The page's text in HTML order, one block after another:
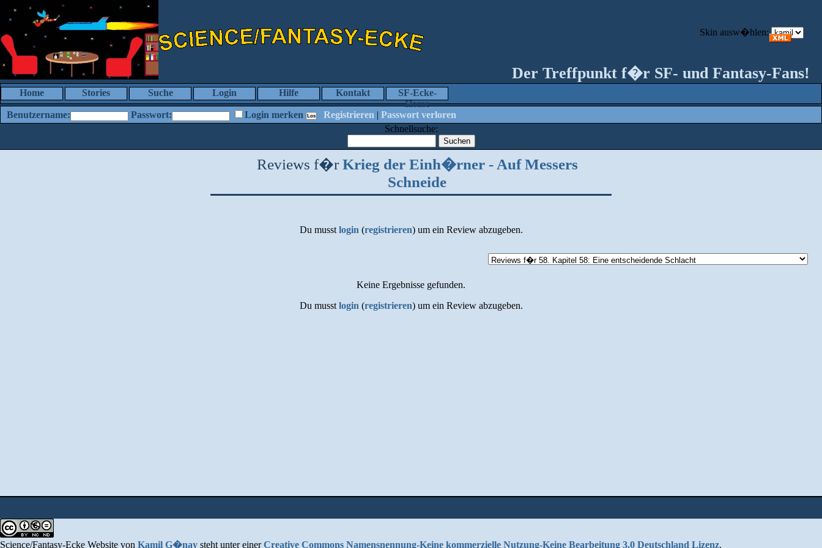
Der Treffpunkt f�r SF- und Fantasy-Fans!
Skin ausw�hlen:
Home Stories Suche Login Hilfe Kontakt
SF-Ecke-
Home
Benutzername:
Passwort: Login merken Registrieren |Passwort verloren
Schnellsuche:
Reviews f�r Krieg der Einh�rner - Auf Messers
Schneide
Du musst login (registrieren) um ein Review abzugeben.
Keine Ergebnisse gefunden.
Du musst login (registrieren) um ein Review abzugeben.
Science/Fantasy-Ecke Website von Kamil G�nay steht unter einerCreative Commons Namensnennung-Keine kommerzielle Nutzung-Keine Bearbeitung 3.0 Deutschland Lizenz.